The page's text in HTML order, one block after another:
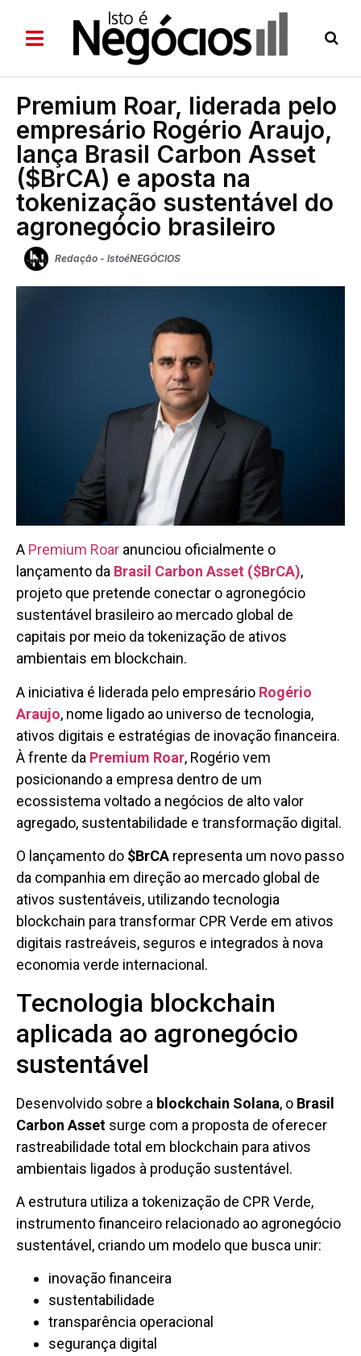
Premium Roar, liderada pelo
empresário Rogério Araujo,
lança Brasil Carbon Asset
($BrCA) e aposta na
tokenização sustentável do
agronegócio brasileiro
Redação - IstoéNEGÓCIOS
A Premium Roar anunciou oficialmente o
lançamento da Brasil Carbon Asset ($BrCA),
projeto que pretende conectar o agronegócio
sustentável brasileiro ao mercado global de
capitais por meio da tokenização de ativos
ambientais em blockchain.
A iniciativa é liderada pelo empresário Rogério
Araujo, nome ligado ao universo de tecnologia,
ativos digitais e estratégias de inovação financeira.
À frente da Premium Roar, Rogério vem
posicionando a empresa dentro de um
ecossistema voltado a negócios de alto valor
agregado, sustentabilidade e transformação digital.
O lançamento do $BrCA representa um novo passo
da companhia em direção ao mercado global de
ativos sustentáveis, utilizando tecnologia
blockchain para transformar CPR Verde em ativos
digitais rastreáveis, seguros e integrados à nova
economia verde internacional.
Tecnologia blockchain
aplicada ao agronegócio
sustentável
Desenvolvido sobre a blockchain Solana, o Brasil
Carbon Asset surge com a proposta de oferecer
rastreabilidade total em blockchain para ativos
ambientais ligados à produção sustentável.
A estrutura utiliza a tokenização de CPR Verde,
instrumento financeiro relacionado ao agronegócio
sustentável, criando um modelo que busca unir:
inovação financeira
sustentabilidade
transparência operacional
segurança digital